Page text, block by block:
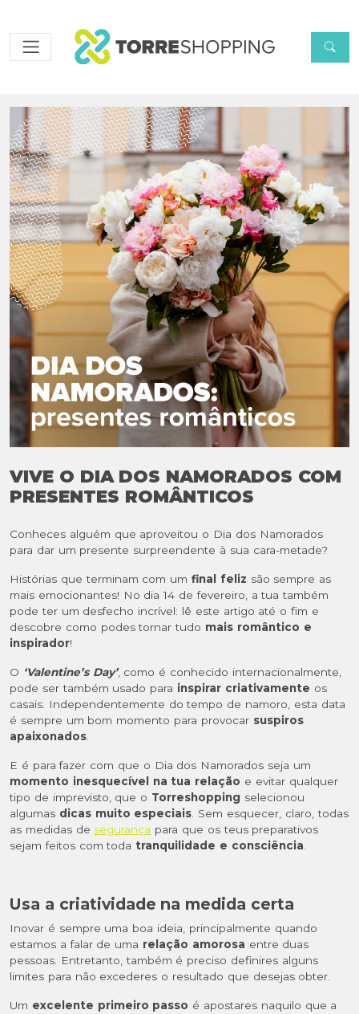
VIVE O DIA DOS NAMORADOS COM
PRESENTES ROMÂNTICOS
Conheces alguém que aproveitou o Dia dos Namorados
para dar um presente surpreendente à sua cara-metade?
Histórias que terminam com um final feliz são sempre as
mais emocionantes! No dia 14 de fevereiro, a tua também
pode ter um desfecho incrível: lê este artigo até o fim e
descobre como podes tornar tudo mais romântico e
inspirador!
O ‘Valentine’s Day’, como é conhecido internacionalmente,
pode ser também usado para inspirar criativamente os
casais. Independentemente do tempo de namoro, esta data
é sempre um bom momento para provocar suspiros
apaixonados.
E é para fazer com que o Dia dos Namorados seja um
momento inesquecível na tua relação e evitar qualquer
tipo de imprevisto, que o Torreshopping selecionou
algumas dicas muito especiais. Sem esquecer, claro, todas
as medidas de segurança para que os teus preparativos
sejam feitos com toda tranquilidade e consciência.
Usa a criatividade na medida certa
Inovar é sempre uma boa ideia, principalmente quando
estamos a falar de uma relação amorosa entre duas
pessoas. Entretanto, também é preciso definires alguns
limites para não excederes o resultado que desejas obter.
Um excelente primeiro passo é apostares naquilo que a